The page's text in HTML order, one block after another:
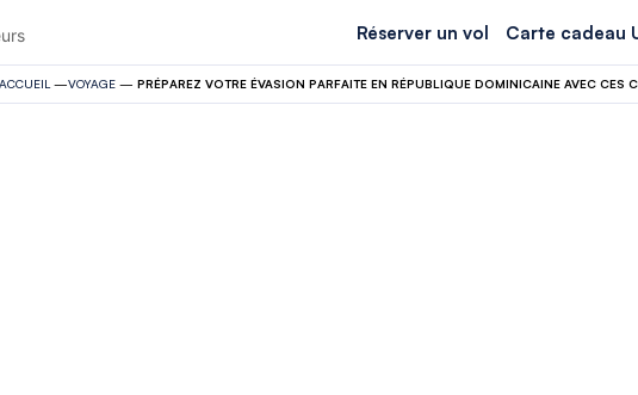
Réserver un vol Carte cadeau
ACCUEIL —VOYAGE— PRÉPAREZ VOTRE ÉVASION PARFAITE EN RÉPUBLIQUE DOMINICAINE AVEC CES